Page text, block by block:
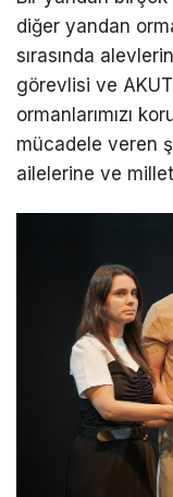
diğer yandan
sırasında
görevlisi ve
ormanlarımızı
mücadele veren
ailelerine ve